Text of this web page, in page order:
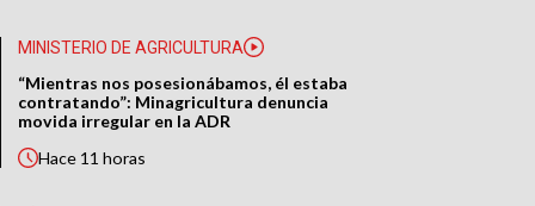
MINISTERIO DE AGRICULTURA
“Mientras nos posesionábamos, él estaba
contratando”: Minagricultura denuncia
movida irregular en la ADR
Hace 11 horas